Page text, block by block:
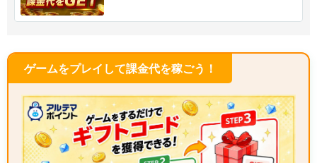
ゲームをプレイして課金代を稼ごう！